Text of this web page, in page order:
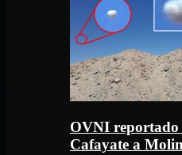
OVNI reportado
Cafayate a